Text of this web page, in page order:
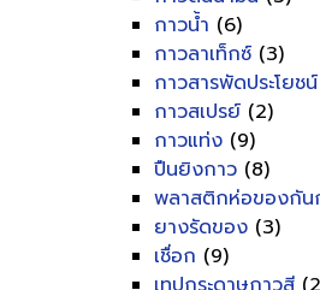
กาวน้ำ (6)
กาวลาเท็กซ์ (3)
กาวสารพัดประโยชน์
กาวสเปรย์ (2)
กาวแท่ง (9)
ปืนยิงกาว (8)
พลาสติกห่อของกัน
ยางรัดของ (3)
เชื่อก (9)